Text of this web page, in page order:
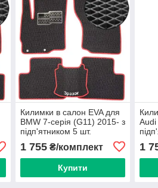
Килимки в салон EVA для
BMW 7-серія (G11) 2015- з
підп'ятником 5 шт.
1 755₴/комплект
Купити
1